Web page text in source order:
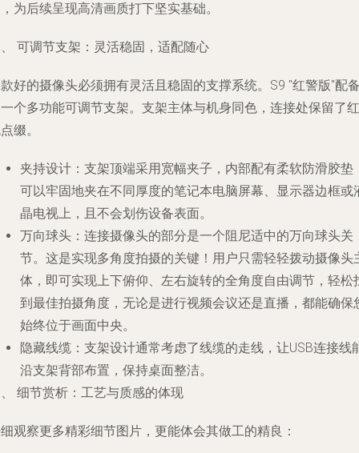
为后续呈现高清画质打下坚实基础。
可调节支架：灵活稳固，适配随心
好的摄像头必须拥有灵活且稳固的支撑系统。S9 "红警版"配
个多功能可调节支架。支架主体与机身同色，连接处保留了红
缀。
夹持设计 ：支架顶端采用宽幅夹子，内部配有柔软防滑胶垫
可以牢固地夹在不同厚度的笔记本电脑屏幕、显示器边框或
晶电视上，且不会划伤设备表面。
万向球头 ：连接摄像头的部分是一个阻尼适中的万向球头关
节。这是实现多角度拍摄的关键！用户只需轻轻拨动摄像头
体，即可实现上下俯仰、左右旋转的全角度自由调节，轻松
到最佳拍摄角度，无论是进行视频会议还是直播，都能确保
始终位于画面中央。
隐藏线缆 ：支架设计通常考虑了线缆的走线，让USB连接线
沿支架背部布置，保持桌面整洁。
细节赏析：工艺与质感的体现
观察更多精彩细节图片，更能体会其做工的精良：